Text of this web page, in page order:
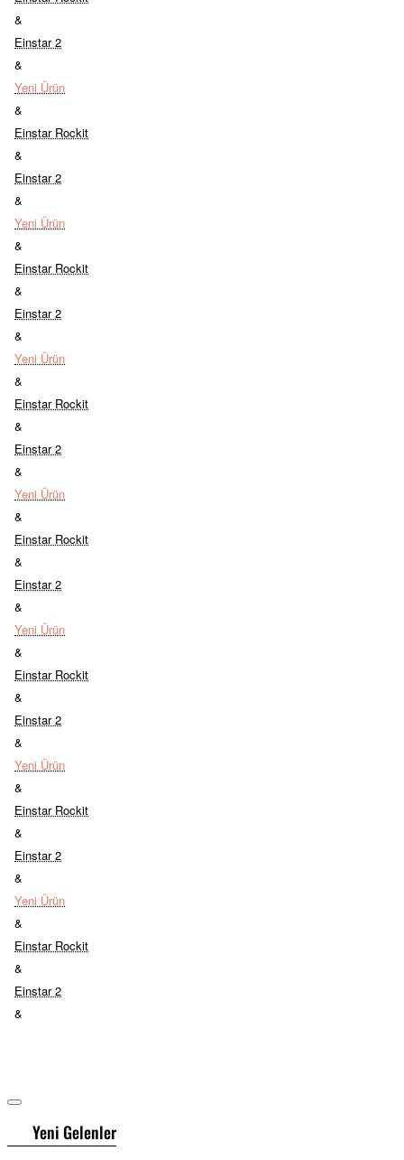
&
Einstar 2
&
Yeni Ürün
&
Einstar Rockit
&
Einstar 2
&
Yeni Ürün
&
Einstar Rockit
&
Einstar 2
&
Yeni Ürün
&
Einstar Rockit
&
Einstar 2
&
Yeni Ürün
&
Einstar Rockit
&
Einstar 2
&
Yeni Ürün
&
Einstar Rockit
&
Einstar 2
&
Yeni Ürün
&
Einstar Rockit
&
Einstar 2
&
Yeni Ürün
&
Einstar Rockit
&
Einstar 2
&
Yeni Gelenler